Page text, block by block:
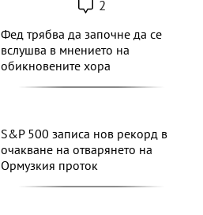
2
Фед трябва да започне да се
вслушва в мнението на
обикновените хора
S&P 500 записа нов рекорд в
очакване на отварянето на
Ормузкия проток